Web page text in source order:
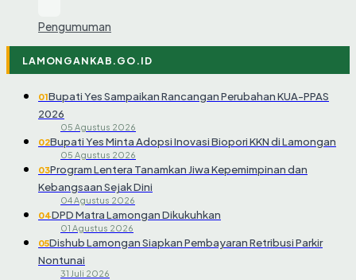
Pengumuman
LAMONGANKAB.GO.ID
01Bupati Yes Sampaikan Rancangan Perubahan KUA-PPAS
2026
05 Agustus 2026
02Bupati Yes Minta Adopsi Inovasi Biopori KKN di Lamongan
05 Agustus 2026
03Program Lentera Tanamkan Jiwa Kepemimpinan dan
Kebangsaan Sejak Dini
04 Agustus 2026
04DPD Matra Lamongan Dikukuhkan
01 Agustus 2026
05Dishub Lamongan Siapkan Pembayaran Retribusi Parkir
Nontunai
31 Juli 2026